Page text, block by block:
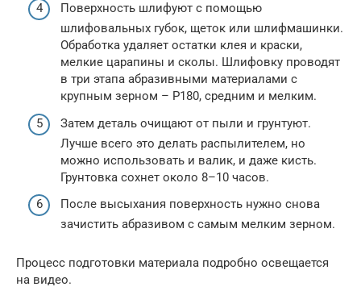
Поверхность шлифуют с помощью
шлифовальных губок, щеток или шлифмашинки.
Обработка удаляет остатки клея и краски,
мелкие царапины и сколы. Шлифовку проводят
в три этапа абразивными материалами с
крупным зерном – P180, средним и мелким.
Затем деталь очищают от пыли и грунтуют.
Лучше всего это делать распылителем, но
можно использовать и валик, и даже кисть.
Грунтовка сохнет около 8–10 часов.
После высыхания поверхность нужно снова
зачистить абразивом с самым мелким зерном.
Процесс подготовки материала подробно освещается
на видео.